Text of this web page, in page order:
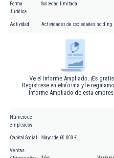
Forma
Jurídica
Sociedad limitada
Actividad Actividades de sociedades holding
Ve el Informe Ampliado. ¡Es
Regístrese en eInforma y le
Informe Ampliado de esta
Número de
empleados
Capital Social Mayor de 60.000 €
Ventas